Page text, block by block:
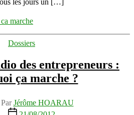
les jours un […]
marche
Catégories
Dossiers
des entrepreneurs :
ça marche ?
ParJérôme HOARAU
Date